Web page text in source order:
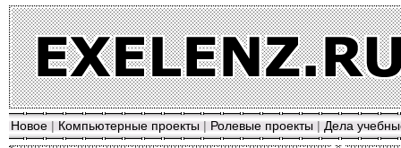
Новое | Компьютерные проекты | Ролевые проекты | Дела